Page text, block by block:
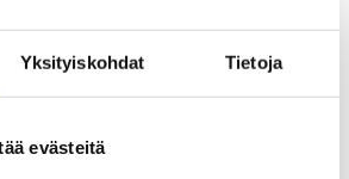
Yksityiskohdat Tietoja
evästeitä
the press, migration, the
connected with the topics which
conditional sentences, active